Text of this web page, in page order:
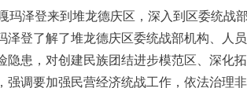
泽登来到堆龙德庆区，深入到区委统战
泽登了解了堆龙德庆区委统战部机构、人
隐患，对创建民族团结进步模范区、深化
强调要加强民营经济统战工作，依法治理